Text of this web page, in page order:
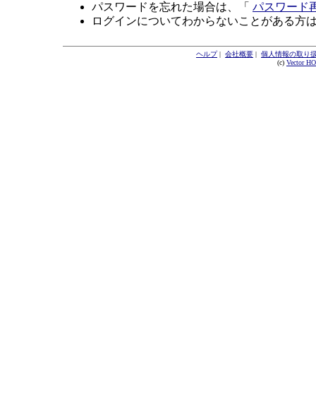
パスワードを忘れた場合は、「 パスワード
ログインについてわからないことがある方
ヘルプ| 会社概要 | 個人情報の取り
(c) Vector